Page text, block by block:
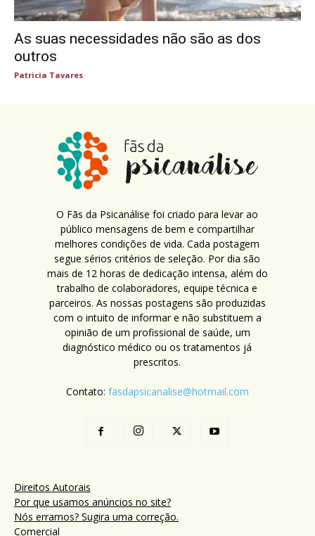
As suas necessidades não são as dos
outros
Patricia Tavares
O Fãs da Psicanálise foi criado para levar ao
público mensagens de bem e compartilhar
melhores condições de vida. Cada postagem
segue sérios critérios de seleção. Por dia são
mais de 12 horas de dedicação intensa, além do
trabalho de colaboradores, equipe técnica e
parceiros. As nossas postagens são produzidas
com o intuito de informar e não substituem a
opinião de um profissional de saúde, um
diagnóstico médico ou os tratamentos já
prescritos.
Contato: fasdapsicanalise@hotmail.com
Direitos Autorais
Por que usamos anúncios no site?
Nós erramos? Sugira uma correção.
Comercial